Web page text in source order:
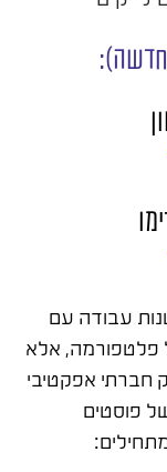
חדשה):
רשתות חברתיות – אחרי מעל 15 שנות עבודה עם
פלטפורמה, אלא
חברתי אפקטיבי
פוסטים